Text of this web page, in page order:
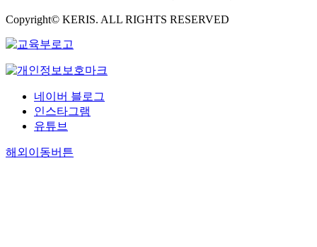
Copyright© KERIS. ALL RIGHTS RESERVED
네이버 블로그
인스타그램
유튜브
해외이동버튼